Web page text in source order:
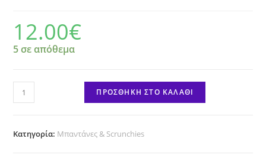
12.00€
5 σε απόθεμα
Scrunchie
"Pink
ποσότητα
ΠΡΟΣΘΉΚΗ ΣΤΟ ΚΑΛΆΘΙ
Κατηγορία: Μπαντάνες & Scrunchies